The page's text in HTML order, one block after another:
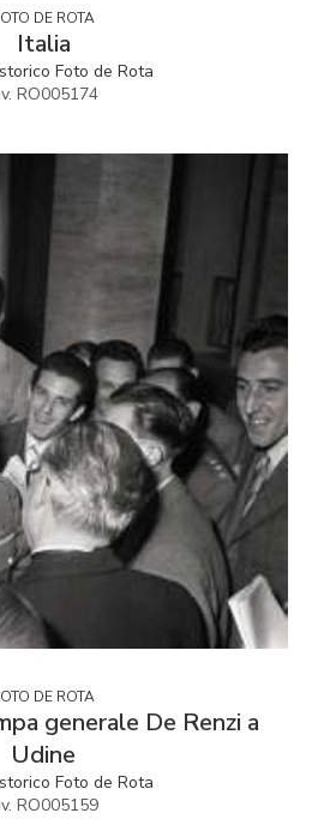
DE ROTA
Italia
Foto de Rota
RO005174
DE ROTA
generale De Renzi a
Udine
Foto de Rota
RO005159